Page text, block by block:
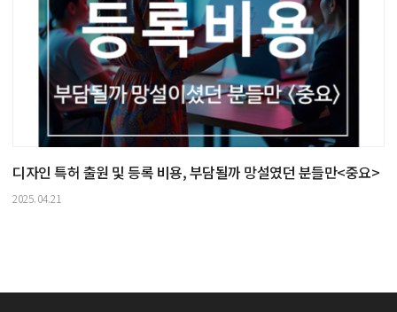
디자인 특허 출원 및 등록 비용, 부담될까 망설였던 분들만<중요>
2025.04.21